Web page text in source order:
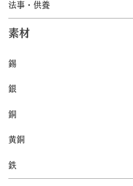
法事・供養
素材
錫
銀
銅
黄銅
鉄